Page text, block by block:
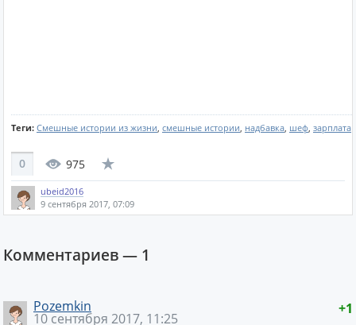
Теги: Смешные истории из жизни, смешные истории, надбавка, шеф, зарплата
0 975
ubeid2016
9 сентября 2017, 07:09
Комментариев — 1
+1
Pozemkin
10 сентября 2017, 11:25